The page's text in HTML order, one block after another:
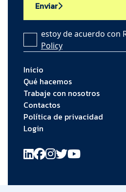
Enviar
estoy de acuerdo con
Policy
Inicio
Qué hacemos
Trabaje con nosotros
Contactos
Política de privacidad
Login